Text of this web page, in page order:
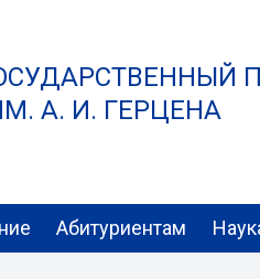
А. И. ГЕРЦЕНА
Абитуриентам